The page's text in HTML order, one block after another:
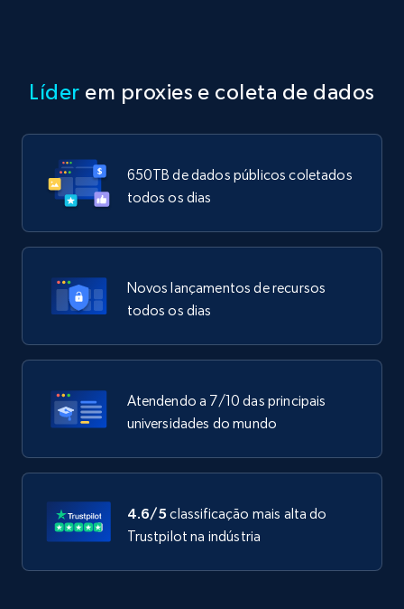
Líder em proxies e coleta de dados
650TB de dados públicos coletados
todos os dias
Novos lançamentos de recursos
todos os dias
Atendendo a 7/10 das principais
universidades do mundo
4.6/5 classificação mais alta do
Trustpilot na indústria